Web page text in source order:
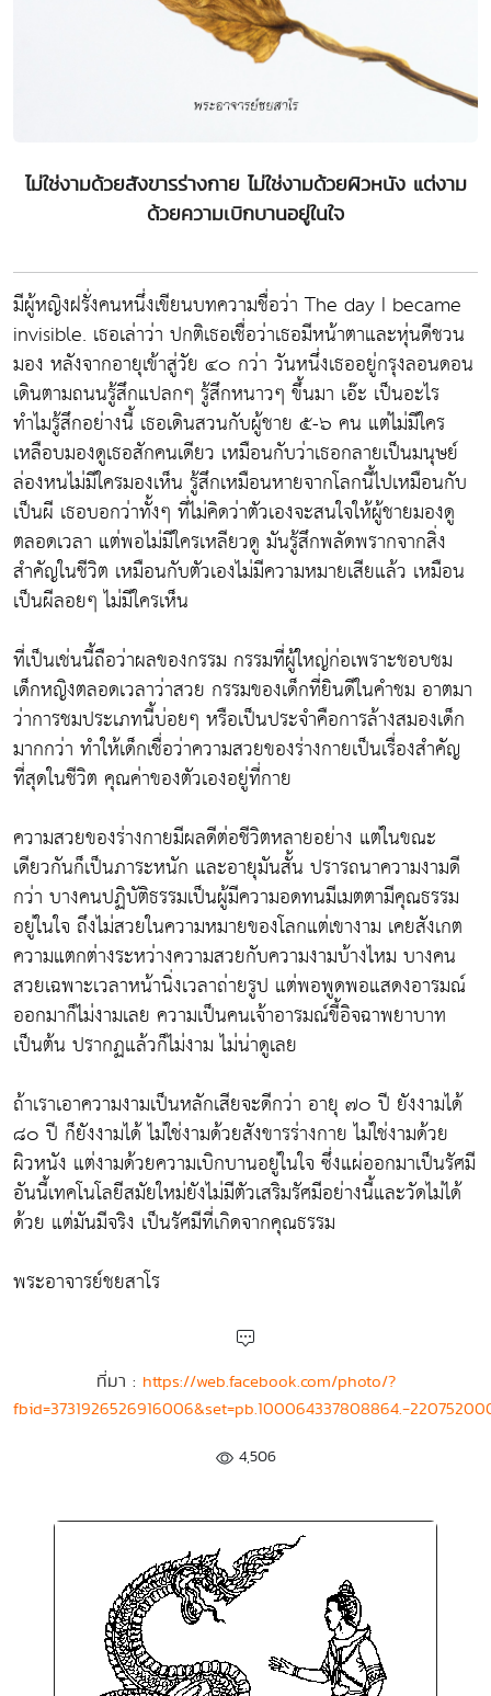
ไม่ใช่งามด้วยสังขารร่างกาย ไม่ใช่งามด้วยผิวหนัง แต่งาม
ด้วยความเบิกบานอยู่ในใจ
มีผู้หญิงฝรั่งคนหนึ่งเขียนบทความชื่อว่า The day I became
invisible. เธอเล่าว่า ปกติเธอเชื่อว่าเธอมีหน้าตาและหุ่นดีชวน
มอง หลังจากอายุเข้าสู่วัย ๔๐ กว่า วันหนึ่งเธออยู่กรุงลอนดอน
เดินตามถนนรู้สึกแปลกๆ รู้สึกหนาวๆ ขึ้นมา เอ๊ะ เป็นอะไร
ทำไมรู้สึกอย่างนี้ เธอเดินสวนกับผู้ชาย ๕-๖ คน แต่ไม่มีใคร
เหลือบมองดูเธอสักคนเดียว เหมือนกับว่าเธอกลายเป็นมนุษย์
ล่องหนไม่มีใครมองเห็น รู้สึกเหมือนหายจากโลกนี้ไปเหมือนกับ
เป็นผี เธอบอกว่าทั้งๆ ที่ไม่คิดว่าตัวเองจะสนใจให้ผู้ชายมองดู
ตลอดเวลา แต่พอไม่มีใครเหลียวดู มันรู้สึกพลัดพรากจากสิ่ง
สำคัญในชีวิต เหมือนกับตัวเองไม่มีความหมายเสียแล้ว เหมือน
เป็นผีลอยๆ ไม่มีใครเห็น
ที่เป็นเช่นนี้ถือว่าผลของกรรม กรรมที่ผู้ใหญ่ก่อเพราะชอบชม
เด็กหญิงตลอดเวลาว่าสวย กรรมของเด็กที่ยินดีในคำชม อาตมา
ว่าการชมประเภทนี้บ่อยๆ หรือเป็นประจำคือการล้างสมองเด็ก
มากกว่า ทำให้เด็กเชื่อว่าความสวยของร่างกายเป็นเรื่องสำคัญ
ที่สุดในชีวิต คุณค่าของตัวเองอยู่ที่กาย
ความสวยของร่างกายมีผลดีต่อชีวิตหลายอย่าง แต่ในขณะ
เดียวกันก็เป็นภาระหนัก และอายุมันสั้น ปรารถนาความงามดี
กว่า บางคนปฏิบัติธรรมเป็นผู้มีความอดทนมีเมตตามีคุณธรรม
อยู่ในใจ ถึงไม่สวยในความหมายของโลกแต่เขางาม เคยสังเกต
ความแตกต่างระหว่างความสวยกับความงามบ้างไหม บางคน
สวยเฉพาะเวลาหน้านิ่งเวลาถ่ายรูป แต่พอพูดพอแสดงอารมณ์
ออกมาก็ไม่งามเลย ความเป็นคนเจ้าอารมณ์ขี้อิจฉาพยาบาท
เป็นต้น ปรากฏแล้วก็ไม่งาม ไม่น่าดูเลย
ถ้าเราเอาความงามเป็นหลักเสียจะดีกว่า อายุ ๗๐ ปี ยังงามได้
๘๐ ปี ก็ยังงามได้ ไม่ใช่งามด้วยสังขารร่างกาย ไม่ใช่งามด้วย
ผิวหนัง แต่งามด้วยความเบิกบานอยู่ในใจ ซึ่งแผ่ออกมาเป็นรัศมี
อันนี้เทคโนโลยีสมัยใหม่ยังไม่มีตัวเสริมรัศมีอย่างนี้และวัดไม่ได้
ด้วย แต่มันมีจริง เป็นรัศมีที่เกิดจากคุณธรรม
พระอาจารย์ชยสาโร
ที่มา : https://web.facebook.com/photo/?
fbid=3731926526916006&set=pb.100064337808864.-
4,506